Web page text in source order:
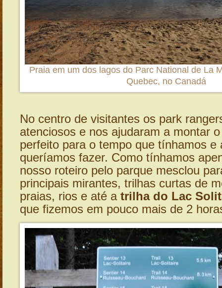
Praia em um dos lagos do Parc National de La
Quebec, no Canadá
No centro de visitantes os park
atenciosos e nos ajudaram a montar
perfeito para o tempo que tínhamos e
queríamos fazer. Como tínhamos
nosso roteiro pelo parque mesclou
principais mirantes, trilhas curtas de
praias, rios e até a trilha do Lac
que fizemos em pouco mais de 2